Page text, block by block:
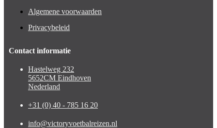
Algemene voorwaarden
Privacybeleid
Contact informatie
Hastelweg 232
5652CM Eindhoven
Nederland
+31 (0) 40 - 785 16 20
info@victoryvoetbalreizen.nl